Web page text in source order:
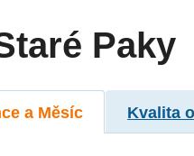
Paky
a Měsíc Kvalita